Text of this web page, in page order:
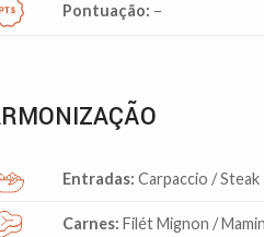
Pontuação: –
Entradas: Carpaccio /
Carnes: Filét Mignon /